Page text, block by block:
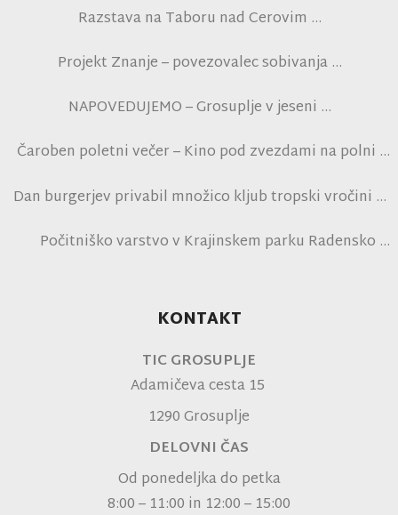
Razstava na Taboru nad Cerovim
Projekt Znanje – povezovalec sobivanja
NAPOVEDUJEMO – Grosuplje v jeseni
Čaroben poletni večer – Kino pod zvezdami na polni
Dan burgerjev privabil množico kljub tropski vročini
Počitniško varstvo v Krajinskem parku Radensko
KONTAKT
TIC GROSUPLJE
Adamičeva cesta 15
1290 Grosuplje
DELOVNI ČAS
Od ponedeljka do petka
8:00 – 11:00 in 12:00 – 15:00